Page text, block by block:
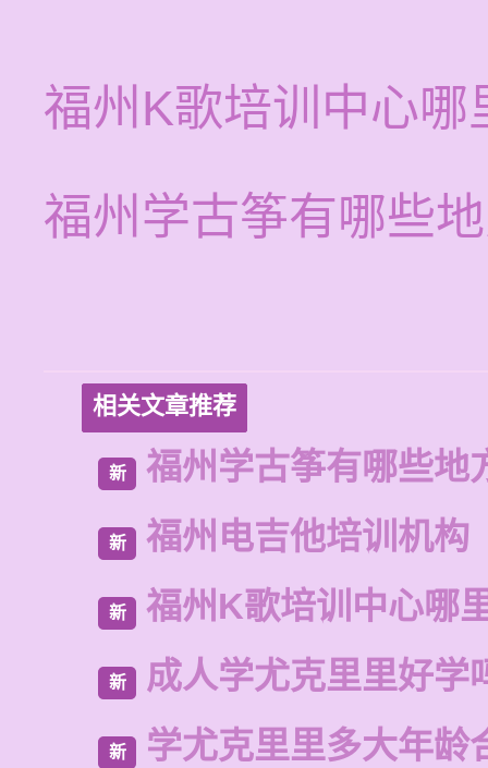
福州K歌培训中心哪
福州学古筝有哪些
相关文章推荐
新 福州学古筝有哪些地
新 福州电吉他培训机构
新 福州K歌培训中心哪
新 成人学尤克里里好学
新 学尤克里里多大年龄